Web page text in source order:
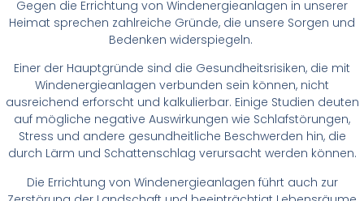
Gegen die Errichtung von Windenergieanlagen in unserer
Heimat sprechen zahlreiche Gründe, die unsere Sorgen und
Bedenken widerspiegeln.
Einer der Hauptgründe sind die Gesundheitsrisiken, die mit
Windenergieanlagen verbunden sein können, nicht
ausreichend erforscht und kalkulierbar. Einige Studien deuten
auf mögliche negative Auswirkungen wie Schlafstörungen,
Stress und andere gesundheitliche Beschwerden hin, die
durch Lärm und Schattenschlag verursacht werden können.
Die Errichtung von Windenergieanlagen führt auch zur